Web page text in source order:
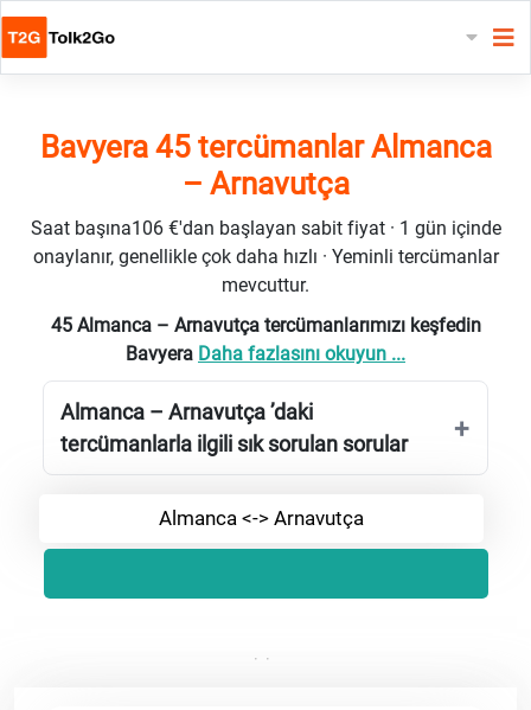
Bavyera 45 tercümanlar Almanca
– Arnavutça
Saat başına106 €'dan başlayan sabit fiyat · 1 gün içinde
onaylanır, genellikle çok daha hızlı · Yeminli tercümanlar
mevcuttur.
45 Almanca – Arnavutça tercümanlarımızı keşfedin
Bavyera Daha fazlasını okuyun ...
Almanca – Arnavutça ’daki
tercümanlarla ilgili sık sorulan sorular
Almanca <-> Arnavutça